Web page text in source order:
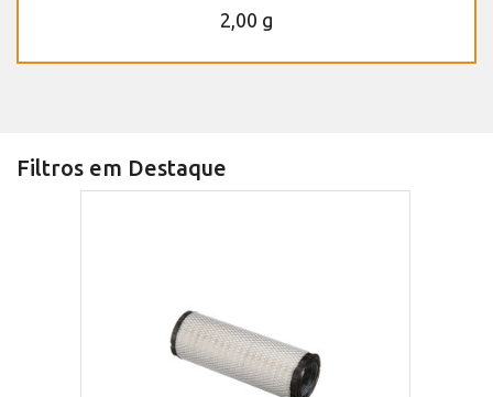
2,00 g
Filtros em Destaque